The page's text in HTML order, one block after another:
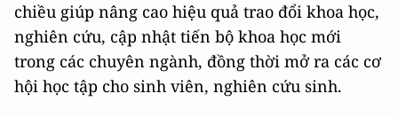
chiều giúp nâng cao hiệu quả trao đổi khoa học,
nghiên cứu, cập nhật tiến bộ khoa học mới
trong các chuyên ngành, đồng thời mở ra các cơ
hội học tập cho sinh viên, nghiên cứu sinh.